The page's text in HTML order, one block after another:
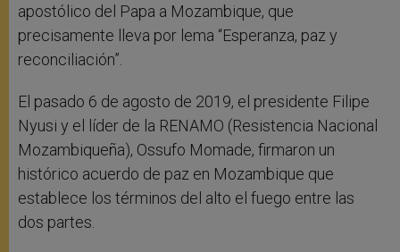
apostólico del Papa a Mozambique, que
precisamente lleva por lema “Esperanza, paz y
reconciliación”.
El pasado 6 de agosto de 2019, el presidente Filipe
Nyusi y el líder de la RENAMO (Resistencia Nacional
Mozambiqueña), Ossufo Momade, firmaron un
histórico acuerdo de paz en Mozambique que
establece los términos del alto el fuego entre las
dos partes.